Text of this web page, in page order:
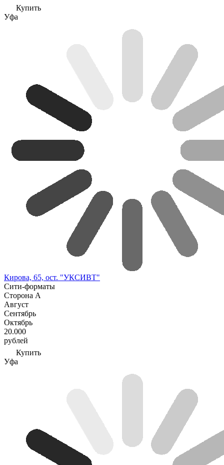
Купить
Уфа
Кирова, 65, ост. "УКСИВТ"
Сити-форматы
Сторона А
Август
Сентябрь
Октябрь
20.000
рублей
Купить
Уфа